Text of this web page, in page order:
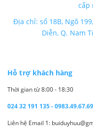
cấp
Địa chỉ: số 18B, Ngõ
Diễn, Q. Nam
Hỗ trợ khách hàng
Thời gian từ 8:00 - 18:30
024 32 191 135 - 0983.49.67.69
Liên hệ Email 1: